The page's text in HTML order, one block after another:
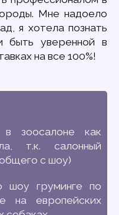
Мне надоело
я хотела познать
быть уверенной в
на все 100%!
зоосалоне как
т.к. салонный
с шоу)
шоу груминге по
на европейских